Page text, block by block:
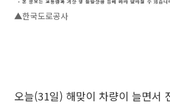
▲한국도로공사
오늘(31일) 해맞이 차량이 늘면서